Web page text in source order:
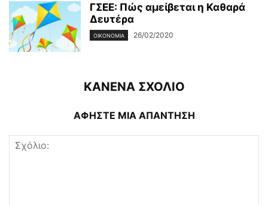
ΓΣΕΕ: Πώς αμείβεται η Καθαρά
Δευτέρα
ΟΙΚΟΝΟΜΊΑ 26/02/2020
ΚΑΝΕΝΑ ΣΧΟΛΙΟ
ΑΦΗΣΤΕ ΜΙΑ ΑΠΑΝΤΗΣΗ